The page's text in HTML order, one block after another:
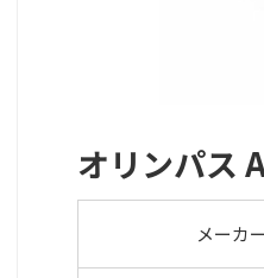
オリンパス
メーカ